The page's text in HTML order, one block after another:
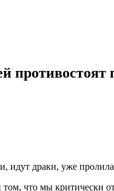
идут драки, уже
что мы